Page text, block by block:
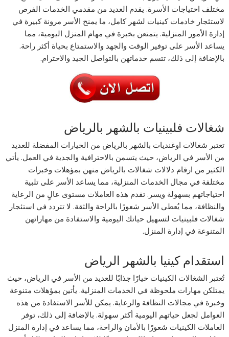
مختلف احتياجات الأسرة. يقدم العديد من مقدمي الخدمات الفرص
لاستئجار خادمات كينيات لشهر كامل، ما يمنح الأسر مرونة كبيرة في
إدارة الأمور المنزلية. يتمتعن بخبرة في مهام المنزل اليومية، مما
يساعد الأسر على توفير الوقت والجهد والاستمتاع بحياة أكثر راحة.
بالإضافة إلى ذلك، تتسم خدماتهن بالتواصل الجيد والاحترام.
شغالات فلبينيات بالشهر بالرياض
تعتبر شغالات اوغنديات بالشهر بالرياض من الخيارات المفضلة للعديد
من الأسر في الرياض، حيث يتسمن بالاحترافية والجدية في العمل. يأتي
الكثير من ارقام دلالات شغالات بالرياض منهن بمؤهلات وخبرات
مختلفة في مجال الخدمات المنزلية، مما يساعد الأسر على تلبية
احتياجاتهم بسهولة ويسر. تقدم هذه العاملات مستوى عالٍ من الرعاية
والنظافة، مما يُعطي الأسر شعورًا بالراحة والثقة. لا تتردد في استئجار
شغالات فلبينيات لتسهيل حياتك اليومية والاستفادة من مهاراتهن
المتنوعة في إدارة المنزل.
استقدام كينيا بالشهر الرياض
تُعتبر الشغالات الكينيات خيارًا جذابًا للعديد من الأسر في الرياض، حيث
يمتلكن مهارات ملحوظة في الخدمات المنزلية. يأتين بمؤهلات متنوعة
وخبرة في مجالات النظافة والرعاية. يمكن للأسر الاستفادة من هذه
العوامل لجعل حياتهم اليومية أكثر سهولة. بالإضافة إلى ذلك، توفر
العاملات الكينيات شعورًا بالأمان والراحة، مما يساعد في إدارة المنزل